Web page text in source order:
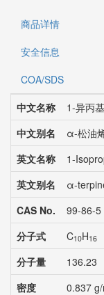
商品详情
安全信息
COA/SDS
中文名称
1-异丙
中文别名
α-松油
英文名称
1-
英文别名
α-
CAS No.
99-86-5
分子式
C10H16
分子量
136.23
密度
0.837